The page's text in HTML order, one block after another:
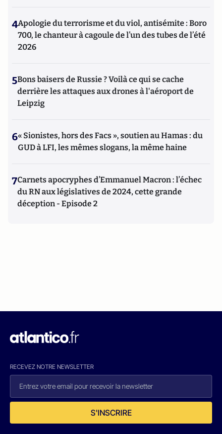
d'intelligence économique » paru en 2020 aux Presses
Universitaires de France (PUF).
4Apologie du terrorisme et du viol, antisémite : Boro
700, le chanteur à cagoule de l’un des tubes de l’été
2026
5Bons baisers de Russie ? Voilà ce qui se cache
derrière les attaques aux drones à l'aéroport de
Leipzig
6« Sionistes, hors des Facs », soutien au Hamas : du
GUD à LFI, les mêmes slogans, la même haine
7Carnets apocryphes d’Emmanuel Macron : l’échec
du RN aux législatives de 2024, cette grande
déception - Episode 2
RECEVEZ NOTRE NEWSLETTER
S'INSCRIRE